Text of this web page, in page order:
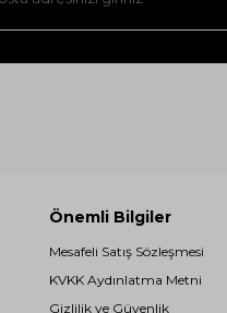
Önemli Bilgiler
Mesafeli Satış Sözleşmesi
KVKK Aydınlatma Metni
Gizlilik ve Güvenlik